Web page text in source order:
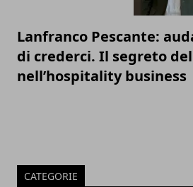
Lanfranco Pescante:
di crederci. Il segreto del
nell’hospitality business
CATEGORIE